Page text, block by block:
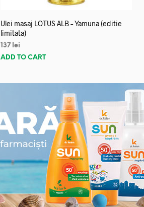
Ulei masaj LOTUS ALB – Yamuna (editie
limitata)
137 lei
ADD TO CART